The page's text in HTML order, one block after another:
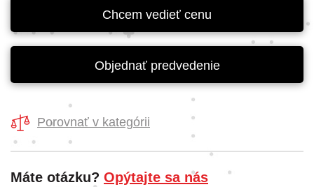
Chcem vedieť cenu
Objednať predvedenie
Porovnať v kategórii
Máte otázku? Opýtajte sa nás